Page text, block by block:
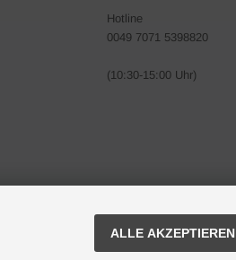
Hotline
0049 7071 5398820
(10:30-15:00 Uhr)
ALLE AKZEPTIEREN